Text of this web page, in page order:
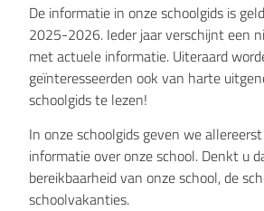
De informatie in onze schoolgids is
2025-2026. Ieder jaar verschijnt een
met actuele informatie. Uiteraard
geïnteresseerden ook van harte
schoolgids te lezen!
In onze schoolgids geven we
informatie over onze school. Denkt u
bereikbaarheid van onze school, de
schoolvakanties.